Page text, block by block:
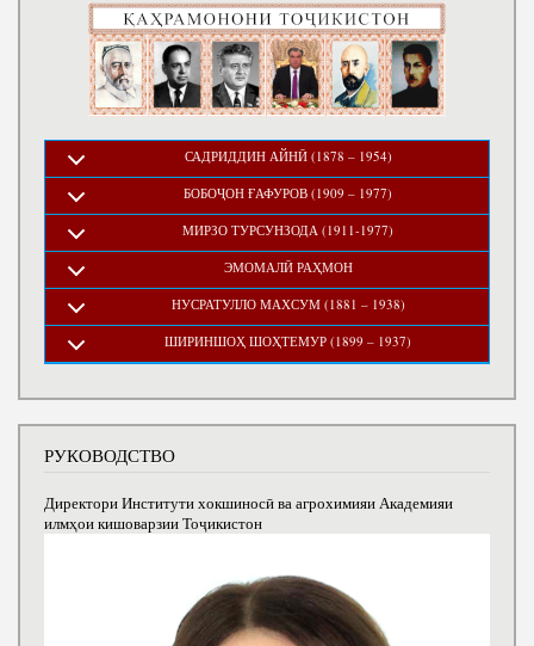
САДРИДДИН АЙНӢ (1878 – 1954)
БОБОҶОН ҒАФУРОВ (1909 – 1977)
МИРЗО ТУРСУНЗОДА (1911-1977)
ЭМОМАЛӢ РАҲМОН
НУСРАТУЛЛО МАХСУМ (1881 – 1938)
ШИРИНШОҲ ШОҲТЕМУР (1899 – 1937)
РУКОВОДСТВО
Директори Институти хокшиносӣ ва агрохимияи Академияи
илмҳои кишоварзии Тоҷикистон